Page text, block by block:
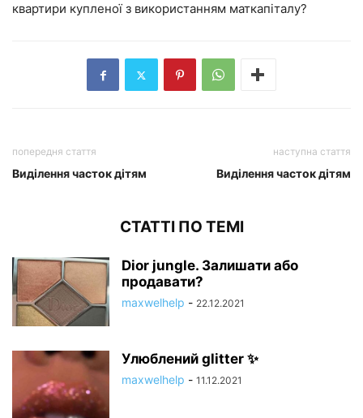
квартири купленої з використанням маткапіталу?
попередня стаття
Виділення часток дітям
наступна стаття
Виділення часток дітям
СТАТТІ ПО ТЕМІ
Dior jungle. Залишати або
продавати?
maxwelhelp - 22.12.2021
Улюблений glitter ✨
maxwelhelp - 11.12.2021